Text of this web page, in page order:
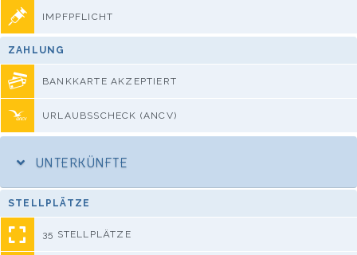
IMPFPFLICHT
ZAHLUNG
BANKKARTE AKZEPTIERT
URLAUBSSCHECK (ANCV)
UNTERKÜNFTE
STELLPLÄTZE
35 STELLPLÄTZE